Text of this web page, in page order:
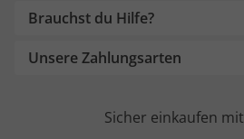
Brauchst du Hilfe?
Unsere Zahlungsarten
Sicher einkaufen mit